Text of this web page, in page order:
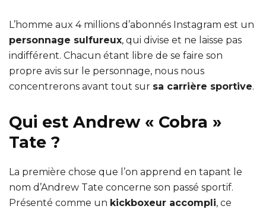
L’homme aux 4 millions d’abonnés Instagram est un
personnage sulfureux, qui divise et ne laisse pas
indifférent. Chacun étant libre de se faire son
propre avis sur le personnage, nous nous
concentrerons avant tout sur sa carrière sportive.
Qui est Andrew « Cobra »
Tate ?
La première chose que l’on apprend en tapant le
nom d’Andrew Tate concerne son passé sportif.
Présenté comme un kickboxeur accompli, ce